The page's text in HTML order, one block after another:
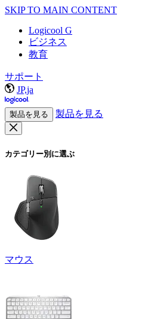
SKIP TO MAIN CONTENT
Logicool G
ビジネス
教育
サポート
JP,ja
製品を見る 製品を見る
カテゴリー別に選ぶ
マウス